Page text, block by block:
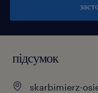
підсумок
skarbimierz-